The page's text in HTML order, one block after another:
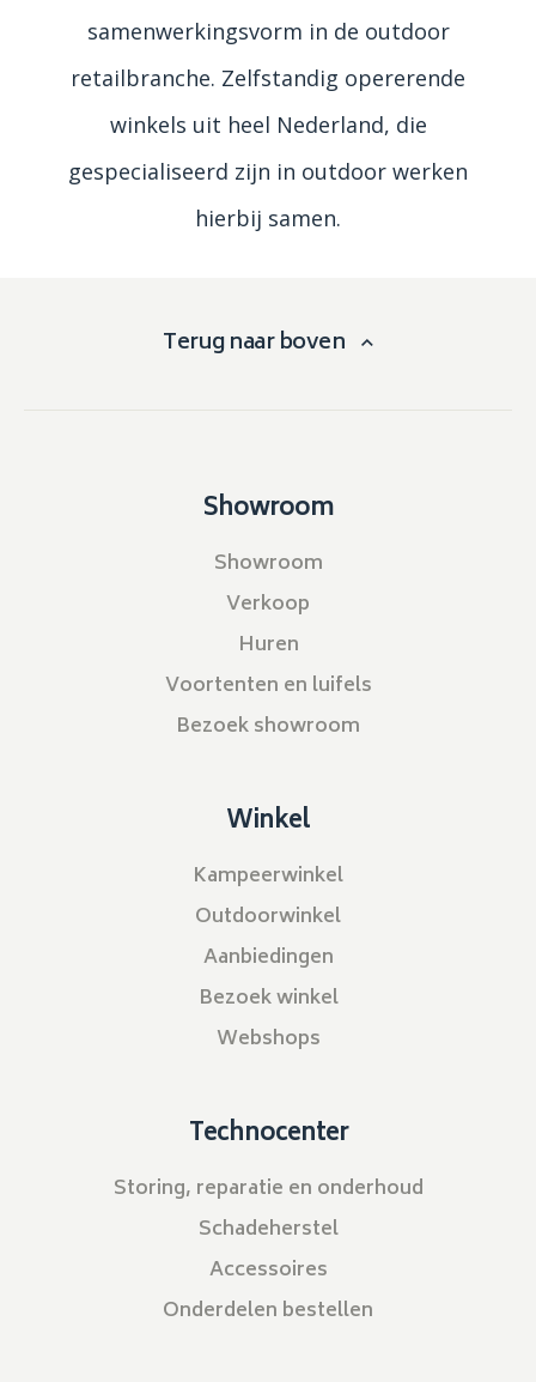
samenwerkingsvorm in de outdoor
retailbranche. Zelfstandig opererende
winkels uit heel Nederland, die
gespecialiseerd zijn in outdoor werken
hierbij samen.
Terug naar boven
Showroom
Showroom
Verkoop
Huren
Voortenten en luifels
Bezoek showroom
Winkel
Kampeerwinkel
Outdoorwinkel
Aanbiedingen
Bezoek winkel
Webshops
Technocenter
Storing, reparatie en onderhoud
Schadeherstel
Accessoires
Onderdelen bestellen